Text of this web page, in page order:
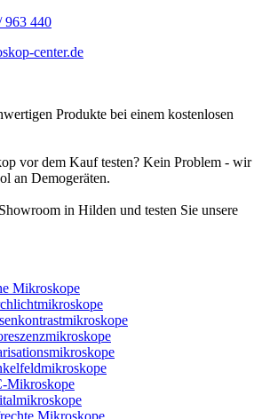
963 440
center.de
Produkte bei einem kostenlosen
vor dem Kauf testen? Kein Problem - wir
an Demogeräten.
in Hilden und testen Sie unsere
Mikroskope
Mikroskope
Mikroskope